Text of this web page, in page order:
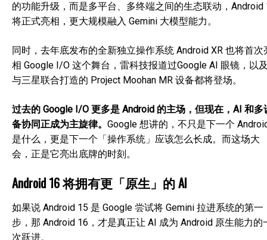
的功能升级，而是多平台、多终端之间的生态联动，Android
将正式亮相，更大规模融入 Gemini 大模型能力。
同时，去年底发布的全新独立操作系统 Android XR 也将首次
相 Google I/O 这个舞台，雷科技报道过Google AI 眼镜，以
与三星联合打造的 Project Moohan MR 设备都将登场。
过去的 Google I/O 更多是 Android 的主场，但现在，AI 和多
备协同正成为主旋律。 Google 想讲的，不只是下一个
是什么，更是下一个「操作系统」应该怎么长成。而这场大
会，正是它亮出底牌的时刻。
Android 16 将拥有更「原生」的 AI
如果说 Android 15 是 Google 尝试将 Gemini 拉进系统的第一
步，那 Android 16，才是真正让 AI 成为 Android 原生能力的
次跃进。